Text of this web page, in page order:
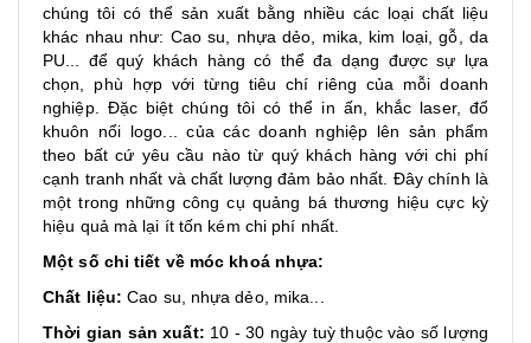
chúng tôi có thể sản xuất bằng nhiều các loại chất liệu
khác nhau như: Cao su, nhựa dẻo, mika, kim loại, gỗ, da
PU... để quý khách hàng có thể đa dạng được sự lựa
chọn, phù hợp với từng tiêu chí riêng của mỗi doanh
nghiệp. Đặc biệt chúng tôi có thể in ấn, khắc laser, đổ
khuôn nổi logo... của các doanh nghiệp lên sản phẩm
theo bất cứ yêu cầu nào từ quý khách hàng với chi phí
cạnh tranh nhất và chất lượng đảm bảo nhất. Đây chính là
một trong những công cụ quảng bá thương hiệu cực kỳ
hiệu quả mà lại ít tốn kém chi phí nhất.
Một số chi tiết về móc khoá nhựa:
Chất liệu: Cao su, nhựa dẻo, mika...
Thời gian sản xuất: 10 - 30 ngày tuỳ thuộc vào số lượng